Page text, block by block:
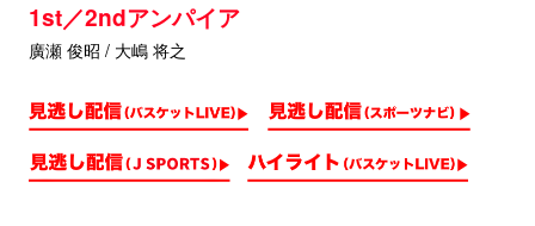
1st／2ndアンパイア
廣瀬 俊昭 / 大嶋 将之